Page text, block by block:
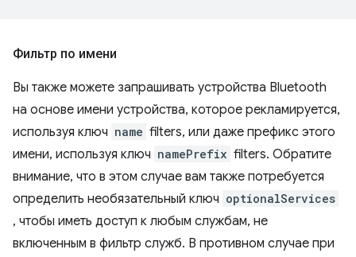
Фильтр по имени
Вы также можете запрашивать устройства Bluetooth
на основе имени устройства, которое рекламируется,
используя ключ name filters, или даже префикс этого
имени, используя ключ namePrefix filters. Обратите
внимание, что в этом случае вам также потребуется
определить необязательный ключ optionalServices
, чтобы иметь доступ к любым службам, не
включенным в фильтр служб. В противном случае при